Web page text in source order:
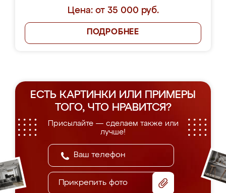
Цена: от 35 000 руб.
ПОДРОБНЕЕ
ЕСТЬ КАРТИНКИ ИЛИ ПРИМЕРЫ
ТОГО, ЧТО НРАВИТСЯ?
Присылайте — сделаем также или
лучше!
Прикрепить фото